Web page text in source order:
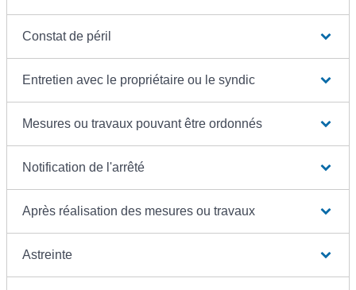
Constat de péril
Entretien avec le propriétaire ou le syndic
Mesures ou travaux pouvant être ordonnés
Notification de l'arrêté
Après réalisation des mesures ou travaux
Astreinte